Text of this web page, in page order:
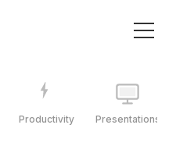
Productivity Presentations